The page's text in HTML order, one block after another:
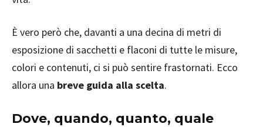
È vero però che, davanti a una decina di metri di
esposizione di sacchetti e flaconi di tutte le misure,
colori e contenuti, ci si può sentire frastornati. Ecco
allora una breve guida alla scelta.
Dove, quando, quanto, quale